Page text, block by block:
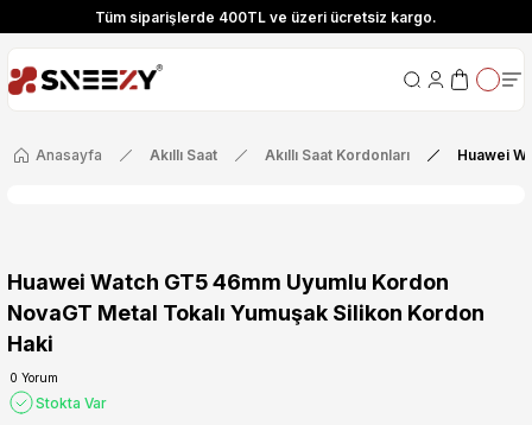
Tüm siparişlerde 400TL ve üzeri ücretsiz kargo.
Özel! YENI10 koduyla 400 TL ve üzeri alışverişlerinizde %10 indirim
Tüm siparişlerde 400TL ve üzeri ücretsiz kargo.
Özel! YENI10 koduyla 400 TL ve üzeri alışverişlerinizde %10 indirim
Anasayfa Akıllı Saat Akıllı Saat Kordonları Huawei
Huawei Watch GT5 46mm Uyumlu Kordon
NovaGT Metal Tokalı Yumuşak Silikon Kordon
Haki
0 Yorum
Stokta Var